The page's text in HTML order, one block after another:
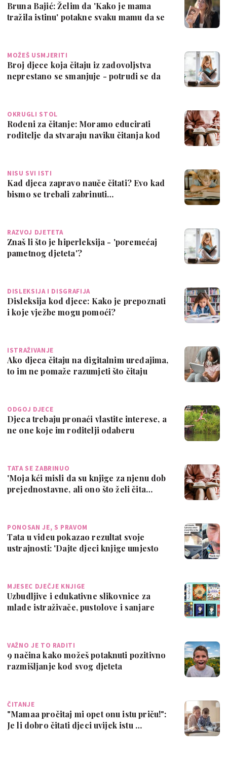
Bruna Bajić: Želim da 'Kako je mama
tražila istinu' potakne svaku mamu da se
MOŽEŠ USMJERITI
Broj djece koja čitaju iz zadovoljstva
neprestano se smanjuje - potrudi se da
OKRUGLI STOL
Rođeni za čitanje: Moramo educirati
roditelje da stvaraju naviku čitanja kod
NISU SVI ISTI
Kad djeca zapravo nauče čitati? Evo kad
bismo se trebali zabrinuti…
RAZVOJ DJETETA
Znaš li što je hiperleksija - 'poremećaj
pametnog djeteta'?
DISLEKSIJA I DISGRAFIJA
Disleksija kod djece: Kako je prepoznati
i koje vježbe mogu pomoći?
ISTRAŽIVANJE
Ako djeca čitaju na digitalnim uređajima,
to im ne pomaže razumjeti što čitaju
ODGOJ DJECE
Djeca trebaju pronaći vlastite interese, a
ne one koje im roditelji odaberu
TATA SE ZABRINUO
'Moja kći misli da su knjige za njenu dob
prejednostavne, ali ono što želi čita…
PONOSAN JE, S PRAVOM
Tata u videu pokazao rezultat svoje
ustrajnosti: 'Dajte djeci knjige umjesto
MJESEC DJEČJE KNJIGE
Uzbudljive i edukativne slikovnice za
mlade istraživače, pustolove i sanjare
VAŽNO JE TO RADITI
9 načina kako možeš potaknuti pozitivno
razmišljanje kod svog djeteta
ČITANJE
"Mamaa pročitaj mi opet onu istu priču!":
Je li dobro čitati djeci uvijek istu …